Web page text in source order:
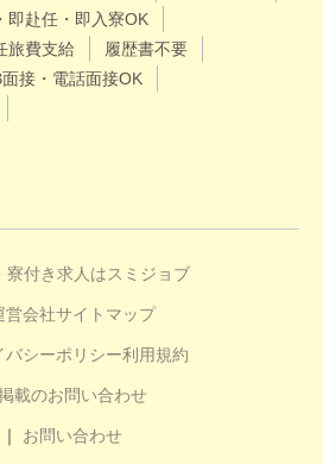
即赴任・即入寮OK
旅費支給
履歴書不要
接・電話面接OK
寮付き求人はスミジョブ
営会社サイトマップ
バシーポリシー利用規約
載のお問い合わせ
お問い合わせ